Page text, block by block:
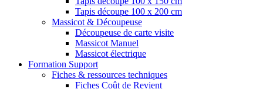
Tapis découpe 100 x 200 cm
Massicot & Découpeuse
Découpeuse de carte visite
Massicot Manuel
Massicot électrique
Formation Support
Fiches & ressources techniques
Fiches Coût de Revient